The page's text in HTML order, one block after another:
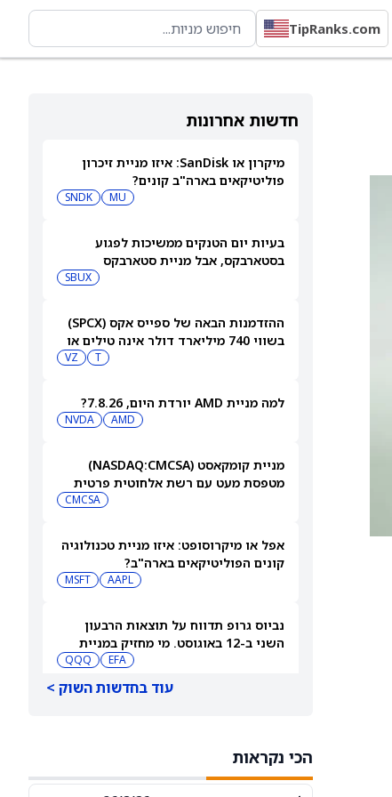
TipRanks.com
חדשות אחרונות
מיקרון או SanDisk: איזו מניית זיכרון
פוליטיקאים בארה"ב קונים?
MU
SNDK
בעיות יום הטנקים ממשיכות לפגוע
בסטארבקס, אבל מניית סטארבקס
SBUX
ההזדמנות הבאה של ספייס אקס (SPCX)
בשווי 740 מיליארד דולר אינה טילים או
T
VZ
למה מניית AMD יורדת היום, 7.8.26?
AMD
NVDA
מניית קומקאסט (NASDAQ:CMCSA)
מטפסת מעט עם רשת אלחוטית פרטית
CMCSA
אפל או מיקרוסופט: איזו מניית טכנולוגיה
קונים הפוליטיקאים בארה"ב?
AAPL
MSFT
נביוס גרופ תדווח על תוצאות הרבעון
השני ב-12 באוגוסט. מי מחזיק במניית
EFA
QQQ
ארצ'ר אבייישן תדווח על תוצאות הרבעון
עוד בחדשות השוק >
הכי נקראות